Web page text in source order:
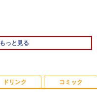
っと見る
なりにアイドル～ [ 大
ドリンク コミック